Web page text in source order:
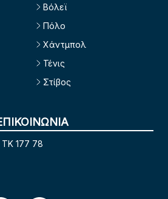
Βόλεϊ
Πόλο
Χάντμπολ
Τένις
Στίβος
177 78